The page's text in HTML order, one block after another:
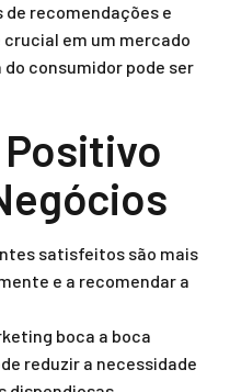
recomendações e
em um mercado
consumidor pode ser
Positivo
satisfeitos são mais
e a recomendar a
boca a boca
reduzir a necessidade